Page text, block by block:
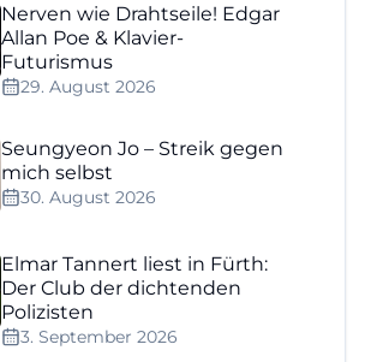
Nerven wie Drahtseile! Edgar
Allan Poe & Klavier-
Futurismus
29. August 2026
Seungyeon Jo – Streik gegen
mich selbst
30. August 2026
Elmar Tannert liest in Fürth:
Der Club der dichtenden
Polizisten
3. September 2026